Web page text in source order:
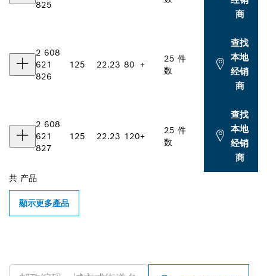
825
商
2 608
621
826
125 22.23 80 +
25 件
数
查找
本地
经销
商
2 608
621
827
125 22.23 120+
25 件
数
查找
本地
经销
商
共 产品
顯示更多產品